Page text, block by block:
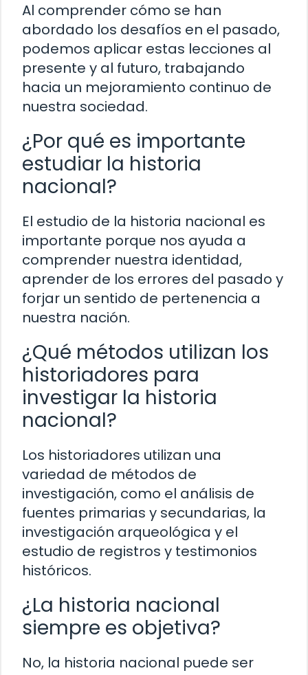
Al comprender cómo se han
abordado los desafíos en el pasado,
podemos aplicar estas lecciones al
presente y al futuro, trabajando
hacia un mejoramiento continuo de
nuestra sociedad.
¿Por qué es importante
estudiar la historia
nacional?
El estudio de la historia nacional es
importante porque nos ayuda a
comprender nuestra identidad,
aprender de los errores del pasado y
forjar un sentido de pertenencia a
nuestra nación.
¿Qué métodos utilizan los
historiadores para
investigar la historia
nacional?
Los historiadores utilizan una
variedad de métodos de
investigación, como el análisis de
fuentes primarias y secundarias, la
investigación arqueológica y el
estudio de registros y testimonios
históricos.
¿La historia nacional
siempre es objetiva?
No, la historia nacional puede ser